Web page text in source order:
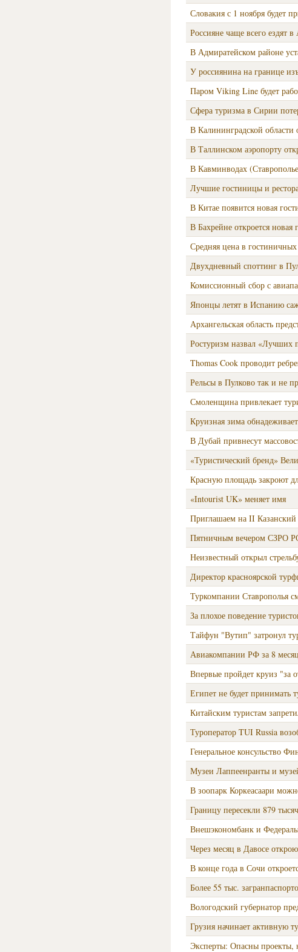
Словакия с 1 ноября будет
Россияне чаще всего ездят
В Адмиратейском районе
У россиянина на границе
Паром Viking Line будет
Сфера туризма в Сирии
В Калининградской
В Таллинском аэропорту
В Кавминводах
Лучшие гостиницы и
В Китае появится новая
В Бахрейне откроется
Средняя цена в
Двухдневный споттинг в
Комиссионный сбор с
Японцы летят в Испанию
Архангельская область
Ростуризм назвал «Лучших
Thomas Cook проводит
Рельсы в Пулково так и не
Смоленщина привлекает
Круизная зима обнадеживает
В Дубай привнесут
«Туристический бренд»
Красную площадь закроют
«Intourist UK» меняет имя
Приглашаем на II
Пятничным вечером СЗРО
Неизвестный открыл
Директор красноярской
Туркомпании Ставрополья
За плохое поведение
Тайфун "Вутип" затронул
Авиакомпании РФ за 8
Впервые пройдет круиз "за
Египет не будет принимать
Китайским туристам
Туроператор TUI Russia
Генеральное консульство
Музеи Лаппеенранты и
В зоопарк Коркеасаари
Границу пересекли 879
Внешэкономбанк и
Через месяц в Давосе
В конце года в Сочи
Более 55 тыс.
Вологодский губернатор
Грузия начинает активную
Эксперты: Опасны проекты,